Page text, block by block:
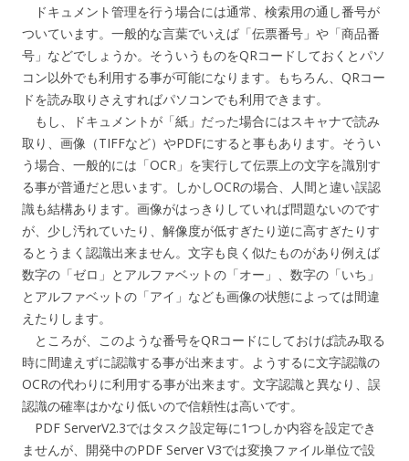
ドキュメント管理を行う場合には通常、検索用の通し番号が
ついています。一般的な言葉でいえば「伝票番号」や「商品番
号」などでしょうか。そういうものをQRコードしておくとパソ
コン以外でも利用する事が可能になります。もちろん、QRコー
ドを読み取りさえすればパソコンでも利用できます。
もし、ドキュメントが「紙」だった場合にはスキャナで読み
取り、画像（TIFFなど）やPDFにすると事もあります。そうい
う場合、一般的には「OCR」を実行して伝票上の文字を識別す
る事が普通だと思います。しかしOCRの場合、人間と違い誤認
識も結構あります。画像がはっきりしていれば問題ないのです
が、少し汚れていたり、解像度が低すぎたり逆に高すぎたりす
るとうまく認識出来ません。文字も良く似たものがあり例えば
数字の「ゼロ」とアルファベットの「オー」、数字の「いち」
とアルファベットの「アイ」なども画像の状態によっては間違
えたりします。
ところが、このような番号をQRコードにしておけば読み取る
時に間違えずに認識する事が出来ます。ようするに文字認識の
OCRの代わりに利用する事が出来ます。文字認識と異なり、誤
認識の確率はかなり低いので信頼性は高いです。
PDF ServerV2.3ではタスク設定毎に1つしか内容を設定でき
ませんが、開発中のPDF Server V3では変換ファイル単位で設